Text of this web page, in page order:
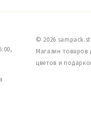
© 2026
Магазин
цветов и